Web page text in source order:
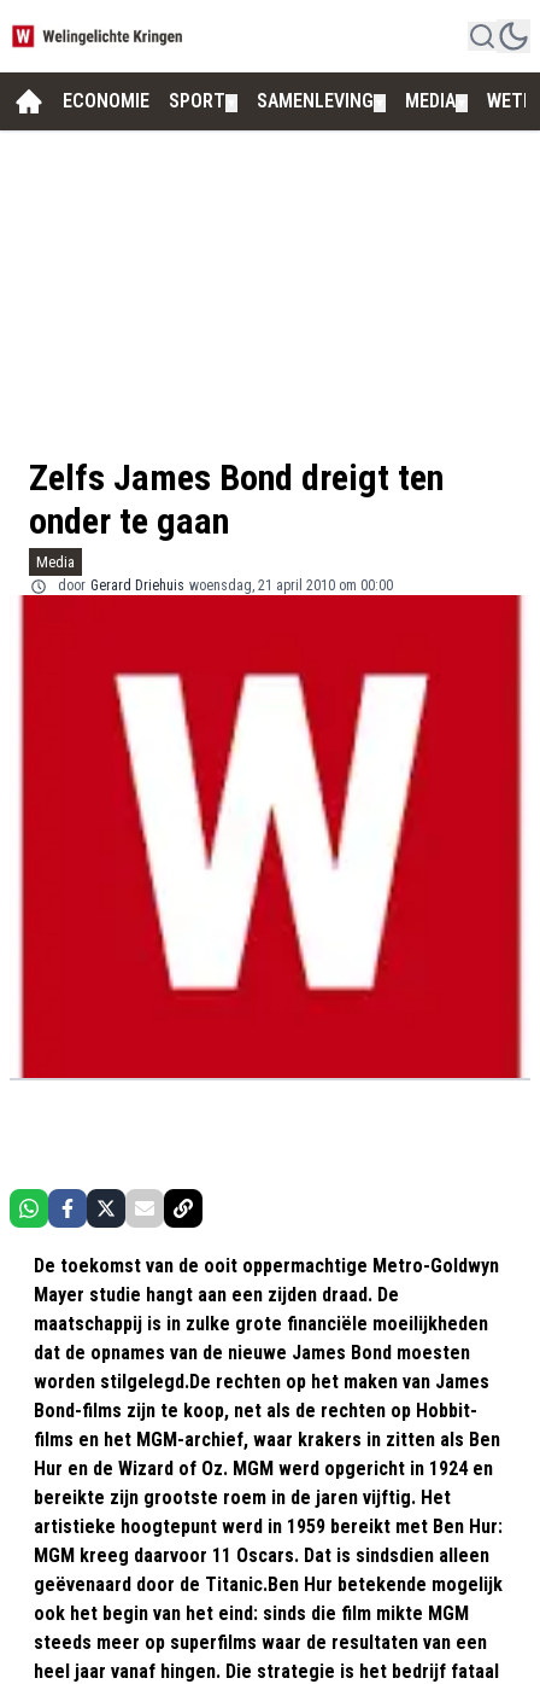
ECONOMIE SPORT SAMENLEVING MEDIA
Zelfs James Bond dreigt ten
onder te gaan
Media
door Gerard Driehuis woensdag, 21 april 2010 om 00:00
De toekomst van de ooit oppermachtige Metro-Goldwyn
Mayer studie hangt aan een zijden draad. De
maatschappij is in zulke grote financiële moeilijkheden
dat de opnames van de nieuwe James Bond moesten
worden stilgelegd.De rechten op het maken van James
Bond-films zijn te koop, net als de rechten op Hobbit-
films en het MGM-archief, waar krakers in zitten als Ben
Hur en de Wizard of Oz. MGM werd opgericht in 1924 en
bereikte zijn grootste roem in de jaren vijftig. Het
artistieke hoogtepunt werd in 1959 bereikt met Ben Hur:
MGM kreeg daarvoor 11 Oscars. Dat is sindsdien alleen
geëvenaard door de Titanic.Ben Hur betekende mogelijk
ook het begin van het eind: sinds die film mikte MGM
steeds meer op superfilms waar de resultaten van een
heel jaar vanaf hingen. Die strategie is het bedrijf fataal